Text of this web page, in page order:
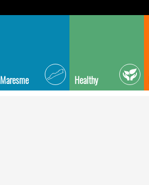
Maresme Healthy